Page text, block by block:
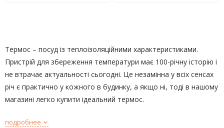
Термос – посуд із теплоізоляційними характеристиками.
Пристрій для збереження температури має 100-річну історію і
не втрачає актуальності сьогодні. Це незамінна у всіх сенсах
річ є практично у кожного в будинку, а якщо ні, тоді в нашому
магазині легко купити ідеальний термос.
подробнее